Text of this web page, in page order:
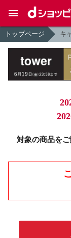
トップページ キ
対象の商品を